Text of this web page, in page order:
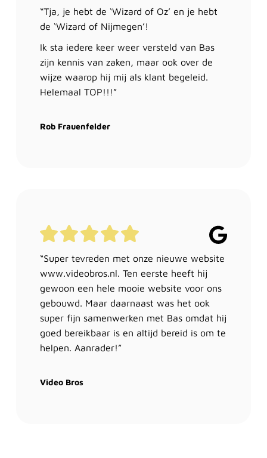
“Tja, je hebt de ‘Wizard of Oz’ en je hebt
de ‘Wizard of Nijmegen’!
Ik sta iedere keer weer versteld van Bas
zijn kennis van zaken, maar ook over de
wijze waarop hij mij als klant begeleid.
Helemaal TOP!!!”
Rob Frauenfelder
“Super tevreden met onze nieuwe website
www.videobros.nl. Ten eerste heeft hij
gewoon een hele mooie website voor ons
gebouwd. Maar daarnaast was het ook
super fijn samenwerken met Bas omdat hij
goed bereikbaar is en altijd bereid is om te
helpen. Aanrader!”
Video Bros